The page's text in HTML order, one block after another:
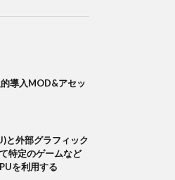
導入MOD&アセッ
と外部グラフィック
特定のゲームなど
を利用する